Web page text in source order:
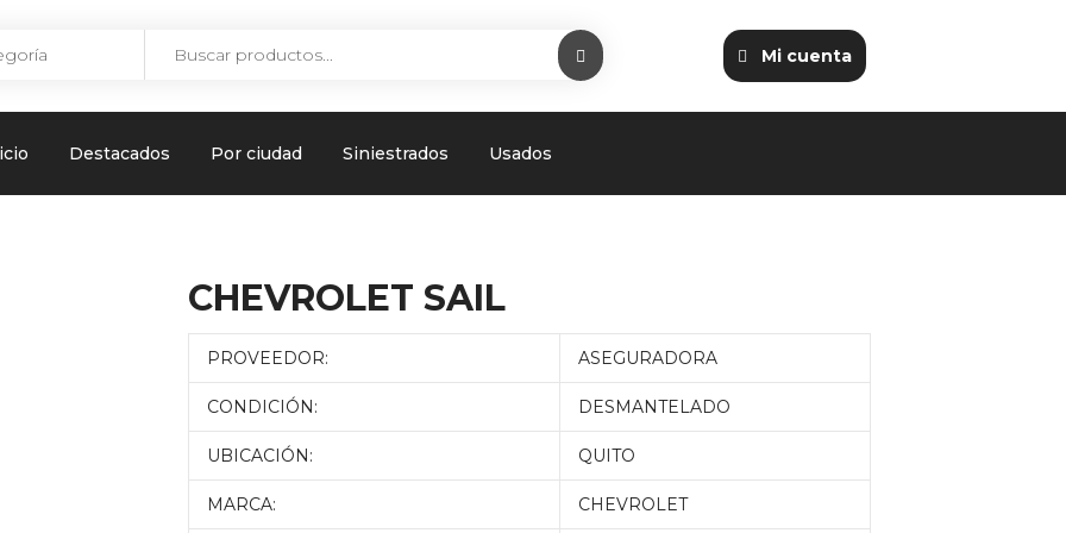
Mi cuenta
Destacados Por ciudad Siniestrados Usados
CHEVROLET SAIL
PROVEEDOR: ASEGURADORA
CONDICIÓN: DESMANTELADO
UBICACIÓN: QUITO
MARCA: CHEVROLET